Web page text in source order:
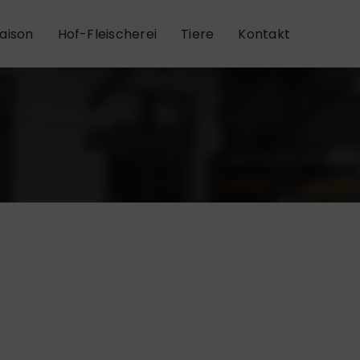
Hof-Fleischerei Tiere Kontakt